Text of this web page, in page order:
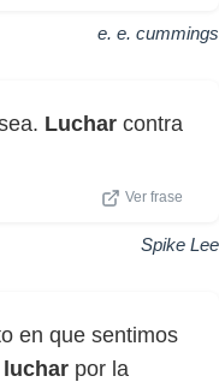
e. e. cummings
Luchar contra
Ver frase
Spike Lee
en que sentimos
luchar por la